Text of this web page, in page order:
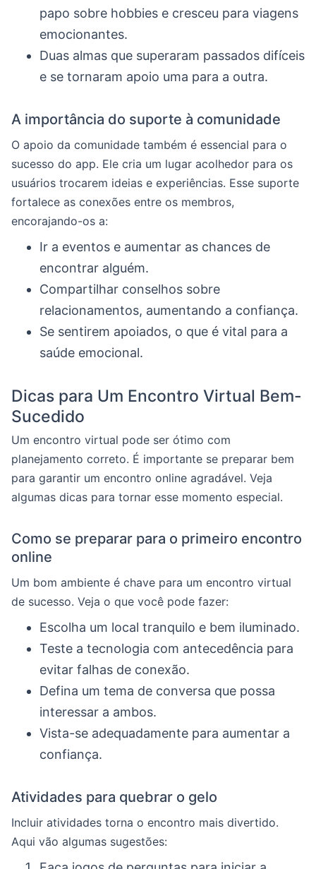
papo sobre hobbies e cresceu para viagens
emocionantes.
Duas almas que superaram passados difíceis
e se tornaram apoio uma para a outra.
A importância do suporte à comunidade
O apoio da comunidade também é essencial para o
sucesso do app. Ele cria um lugar acolhedor para os
usuários trocarem ideias e experiências. Esse suporte
fortalece as conexões entre os membros,
encorajando-os a:
Ir a eventos e aumentar as chances de
encontrar alguém.
Compartilhar conselhos sobre
relacionamentos, aumentando a confiança.
Se sentirem apoiados, o que é vital para a
saúde emocional.
Dicas para Um Encontro Virtual Bem-
Sucedido
Um encontro virtual pode ser ótimo com
planejamento correto. É importante se preparar bem
para garantir um encontro online agradável. Veja
algumas dicas para tornar esse momento especial.
Como se preparar para o primeiro encontro
online
Um bom ambiente é chave para um encontro virtual
de sucesso. Veja o que você pode fazer:
Escolha um local tranquilo e bem iluminado.
Teste a tecnologia com antecedência para
evitar falhas de conexão.
Defina um tema de conversa que possa
interessar a ambos.
Vista-se adequadamente para aumentar a
confiança.
Atividades para quebrar o gelo
Incluir atividades torna o encontro mais divertido.
Aqui vão algumas sugestões: